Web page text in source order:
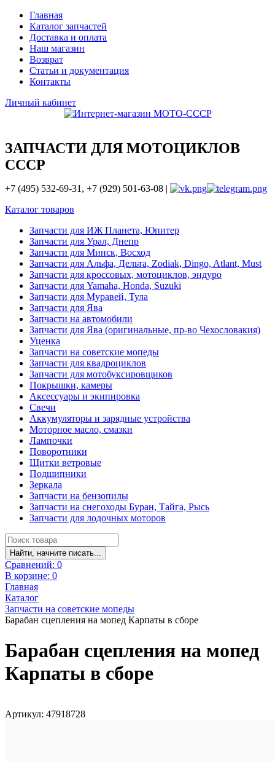
Главная
Каталог запчастей
Доставка и оплата
Наш магазин
Возврат
Статьи и документация
Контакты
Личный кабинет
ЗАПЧАСТИ ДЛЯ МОТОЦИКЛОВ
СССР
+7 (495) 532-69-31, +7 (929) 501-63-08 |
Каталог товаров
Запчасти для ИЖ Планета, Юпитер
Запчасти для Урал, Днепр
Запчасти для Минск, Восход
Запчасти для Альфа, Дельта, Zodiak, Dingo, Atlant, Must
Запчасти для кроссовых, мотоциклов, эндуро
Запчасти для Yamaha, Honda, Suzuki
Запчасти для Муравей, Тула
Запчасти для Ява
Запчасти на автомобили
Запчасти для Ява (оригинальные, пр-во Чехословакия)
Уценка
Запчасти на советские мопеды
Запчасти для квадроциклов
Запчасти для мотобуксировщиков
Покрышки, камеры
Аксессуары и экипировка
Свечи
Аккумуляторы и зарядные устройства
Моторное масло, смазки
Лампочки
Поворотники
Щитки ветровые
Подшипники
Зеркала
Запчасти на бензопилы
Запчасти на снегоходы Буран, Тайга, Рысь
Запчасти для лодочных моторов
Найти, начните писать...
Сравнений: 0
В корзине: 0
Главная
Каталог
Запчасти на советские мопеды
Барабан сцепления на мопед Карпаты в сборе
Барабан сцепления на мопед
Карпаты в сборе
Артикул: 47918728